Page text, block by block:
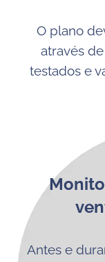
O plano
através
testados e
Antes e